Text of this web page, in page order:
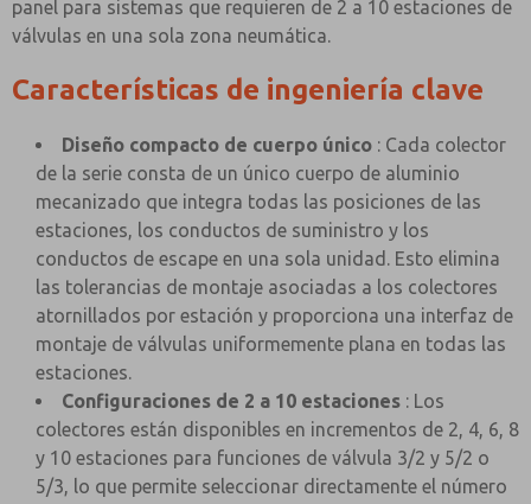
panel para sistemas que requieren de 2 a 10 estaciones de
válvulas en una sola zona neumática.
Características de ingeniería clave
Diseño compacto de cuerpo único : Cada colector
de la serie consta de un único cuerpo de aluminio
mecanizado que integra todas las posiciones de las
estaciones, los conductos de suministro y los
conductos de escape en una sola unidad. Esto elimina
las tolerancias de montaje asociadas a los colectores
atornillados por estación y proporciona una interfaz de
montaje de válvulas uniformemente plana en todas las
estaciones.
Configuraciones de 2 a 10 estaciones : Los
colectores están disponibles en incrementos de 2, 4, 6, 8
y 10 estaciones para funciones de válvula 3/2 y 5/2 o
5/3, lo que permite seleccionar directamente el número